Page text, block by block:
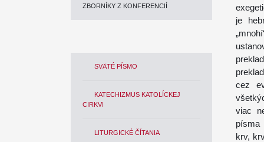
ZBORNÍKY Z KONFERENCIÍ
SVÄTÉ PÍSMO
KATECHIZMUS KATOLÍCKEJ
CIRKVI
LITURGICKÉ ČÍTANIA
je
cez
viac
písma
krv,